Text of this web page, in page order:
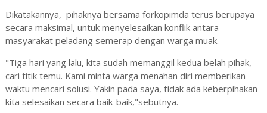
Dikatakannya, pihaknya bersama forkopimda terus berupaya
secara maksimal, untuk menyelesaikan konflik antara
masyarakat peladang semerap dengan warga muak.
"Tiga hari yang lalu, kita sudah memanggil kedua belah pihak,
cari titik temu. Kami minta warga menahan diri memberikan
waktu mencari solusi. Yakin pada saya, tidak ada keberpihakan
kita selesaikan secara baik-baik,"sebutnya.